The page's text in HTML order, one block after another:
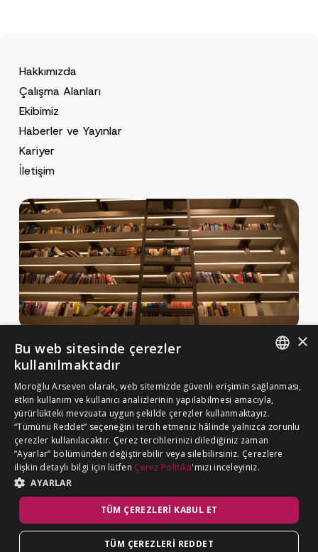
Hakkımızda
Çalışma Alanları
Ekibimiz
Haberler ve Yayınlar
Kariyer
İletişim
Haberler ve Yayınlar
MA Gazette
Kariyer
Çerez Politikası
Aydınlatma Metni
BİZE ULAŞIN
MOROĞLU ARSEVEN2026. Tüm hakkı saklıdır.
TURKISH
×
Bu web sitesinde çerezler
kullanılmaktadır
Moroğlu Arseven olarak, web sitemizde güvenli erişimin sağlanması,
etkin kullanım ve kullanıcı analizlerinin yapılabilmesi amacıyla,
yürürlükteki mevzuata uygun şekilde çerezler kullanmaktayız.
“Tümünü Reddet” seçeneğini tercih etmeniz hâlinde yalnızca zorunlu
çerezler kullanılacaktır. Çerez tercihlerinizi dilediğiniz zaman
“Ayarlar” bölümünden değiştirebilir veya silebilirsiniz. Çerezlere
ilişkin detaylı bilgi için lütfen Çerez Politika'mızı inceleyiniz.
AYARLAR
TÜM ÇEREZLERI KABUL ET
TÜM ÇEREZLERI REDDET